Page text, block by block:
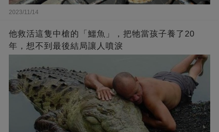
2023/11/14
他救活這隻中槍的「鱷魚」，把牠當孩子養了20
年，想不到最後結局讓人噴淚